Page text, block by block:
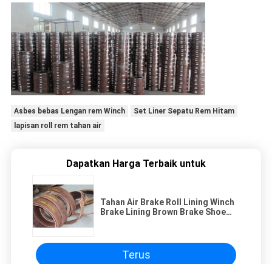
Asbes bebas Lengan rem Winch
Set Liner Sepatu Rem Hitam
lapisan roll rem tahan air
Dapatkan Harga Terbaik untuk
Tahan Air Brake Roll Lining Winch
Brake Lining Brown Brake Shoe
Terus